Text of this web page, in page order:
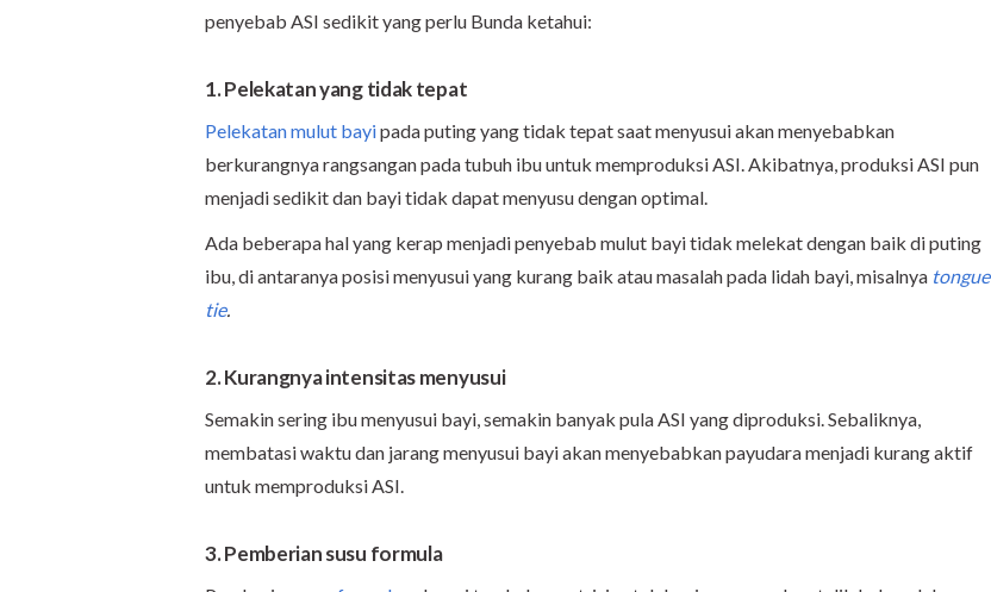
penyebab ASI sedikit yang perlu Bunda ketahui:
1. Pelekatan yang tidak tepat
Pelekatan mulut bayipada puting yang tidak tepat saat menyusui akan menyebabkan
berkurangnya rangsangan pada tubuh ibu untuk memproduksi ASI. Akibatnya, produksi ASI pun
menjadi sedikit dan bayi tidak dapat menyusu dengan optimal.
Ada beberapa hal yang kerap menjadi penyebab mulut bayi tidak melekat dengan baik di puting
ibu, di antaranya posisi menyusui yang kurang baik atau masalah pada lidah bayi, misalnya tongue
tie.
2. Kurangnya intensitas menyusui
Semakin sering ibu menyusui bayi, semakin banyak pula ASI yang diproduksi. Sebaliknya,
membatasi waktu dan jarang menyusui bayi akan menyebabkan payudara menjadi kurang aktif
untuk memproduksi ASI.
3. Pemberian susu formula